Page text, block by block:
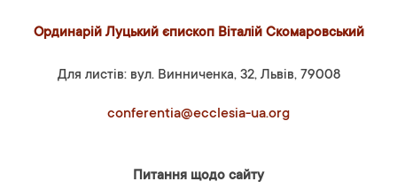
Ординарій Луцький єпископ Віталій Скомаровський
Для листів: вул. Винниченка, 32, Львів, 79008
conferentia@ecclesia-ua.org
Питання щодо сайту